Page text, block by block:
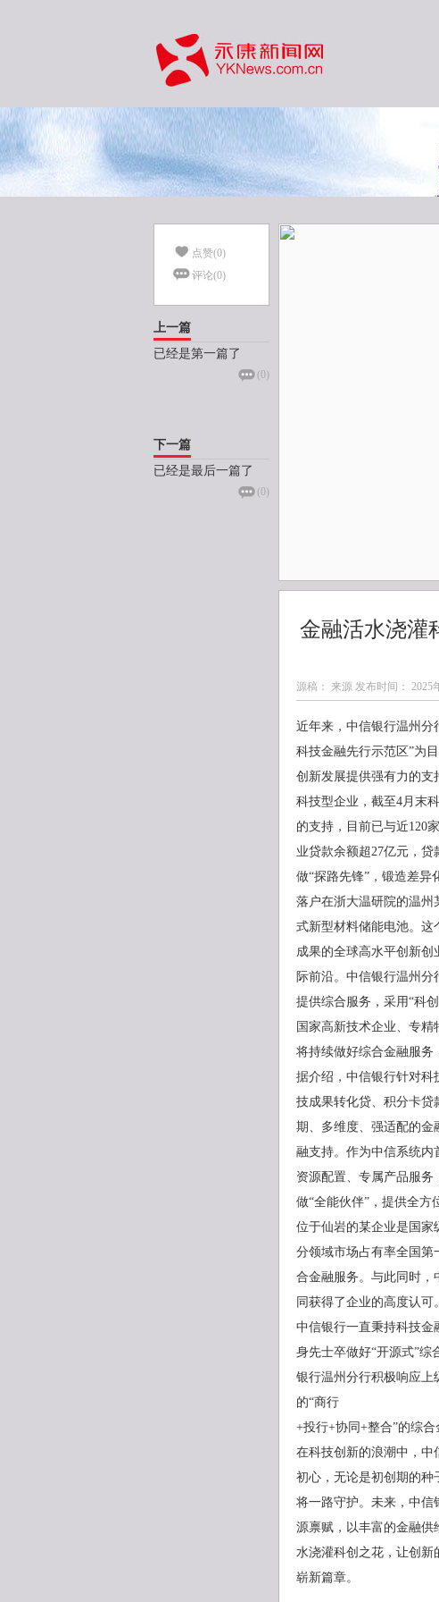
点赞(0)
评论(0)
上一篇
已经是第一篇了
(0)
下一篇
已经是最后一篇了
(0)
金融活水浇
源稿： 来源 发布时间： 2025
近年来，中信银行温州分
科技金融先行示范区”为
创新发展提供强有力的支
科技型企业，截至4月末
的支持，目前已与近120
业贷款余额超27亿元，贷
做“探路先锋”，锻造差异
落户在浙大温研院的温州
式新型材料储能电池。这
成果的全球高水平创新创
际前沿。中信银行温州
提供综合服务，采用“科
国家高新技术企业、专
将持续做好综合金融服务
据介绍，中信银行针对科
技成果转化贷、积分卡贷
期、多维度、强适配的金
融支持。作为中信系统内
资源配置、专属产品服务
做“全能伙伴”，提供全方
位于仙岩的某企业是国家
分领域市场占有率全国第
合金融服务。与此同时，
同获得了企业的高度认可。
中信银行一直秉持科技金
身先士卒做好“开源式”综
银行温州分行积极响应上
的“商行
+投行+协同+整合”的综合
在科技创新的浪潮中，中
初心，无论是初创期的种
将一路守护。未来，中信
源禀赋，以丰富的金融供
水浇灌科创之花，让创新
崭新篇章。